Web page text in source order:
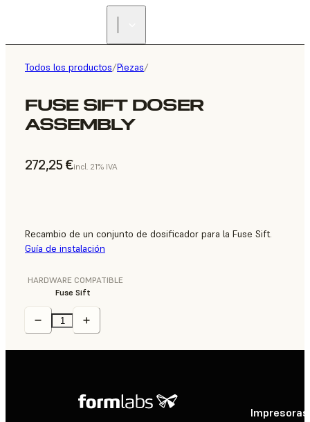
Todos los productos/Piezas/
FUSE SIFT DOSER
ASSEMBLY
272,25 €incl. 21% IVA
Recambio de un conjunto de dosificador para la Fuse Sift.
Guía de instalación
HARDWARE COMPATIBLE
Fuse Sift
Impresoras